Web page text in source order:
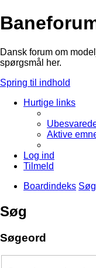
Dansk forum om
spørgsmål her.
Spring til indhold
Hurtige links
Aktive
Log ind
Tilmeld
Boardindeks Søg
Søg
Søgeord